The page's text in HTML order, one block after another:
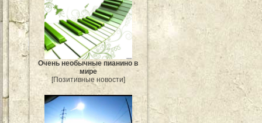
Очень необычные пианино в
мире
[Позитивные новости]